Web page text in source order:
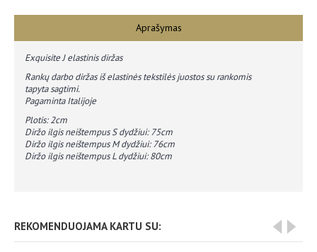
Aprašymas
Exquisite J elastinis diržas
Rankų darbo diržas iš elastinės tekstilės juostos su rankomis
tapyta sagtimi.
Pagaminta Italijoje
Plotis: 2cm
Diržo ilgis neištempus S dydžiui: 75cm
Diržo ilgis neištempus M dydžiui: 76cm
Diržo ilgis neištempus L dydžiui: 80cm
REKOMENDUOJAMA KARTU SU: